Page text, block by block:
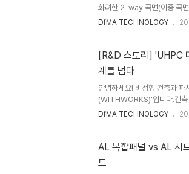
화려한 2-way 곡면(이중 곡면
탄성 회복 현상으로 정밀한 곡
한 외장재료가 GFRC(
Performance Concrete)입
UHPC가 국내에서 건축 외장
DfMA TECHNOLOGY
[R&D 스토리] 'UHPC
계를 넘다
안녕하세요! 비정형 건축과
(WITHWORKS)'입니다.건축
는 주범이 무엇인지 아시나요
시장 확보를 위한 차세대
성과와 핵심 기술을 여러분께
DfMA TECHNOLOGY
AL 복합패널 vs AL 시
드